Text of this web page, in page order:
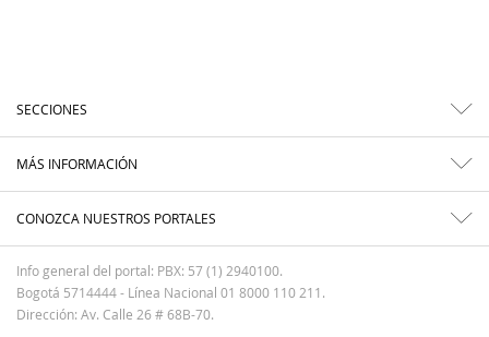
SECCIONES
MÁS INFORMACIÓN
CONOZCA NUESTROS PORTALES
Info general del portal: PBX: 57 (1) 2940100.
Bogotá 5714444 - Línea Nacional 01 8000 110 211.
Dirección: Av. Calle 26 # 68B-70.